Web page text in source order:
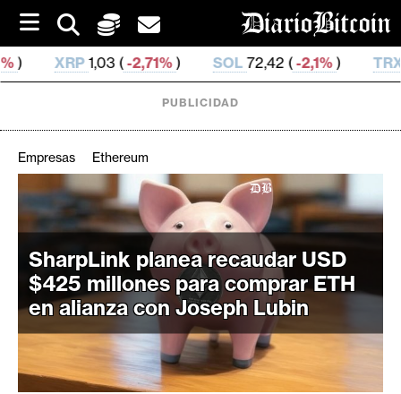
i
p
t
o
-2,71%) SOL72,42 ( -2,1%) TRX0,326 892 ( -
C
r
p
t
o
M
r
PUBLICIDAD
Empresas Ethereum
SharpLink planea recaudar USD
$425 millones para comprar ETH
en alianza con Joseph Lubin